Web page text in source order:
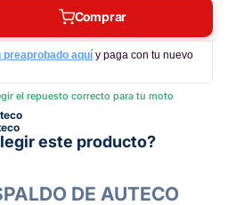
Comprar
aquí y paga con tu nuevo
el repuesto correcto para tu moto
este producto?
DE AUTECO